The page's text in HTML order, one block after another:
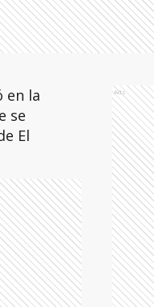
en la
se
El
Ads